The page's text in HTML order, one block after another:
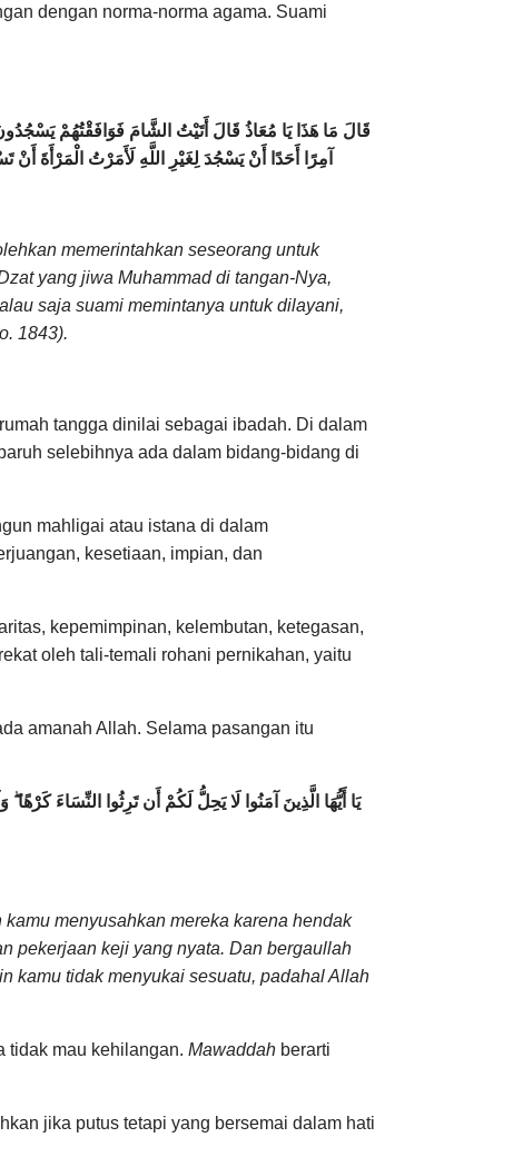
dengan norma-norma agama. Suami
قَالَ مَا هَذَا يَا مُعَاذُ قَالَ أَتَيْتُ الشَّامَ فَوَافَقْتُهُمْ
آمِرًا أَحَدًا أَنْ يَسْجُدَ لِغَيْرِ اللَّهِ لَأَمَرْتُ الْمَرْأَةَ
memerintahkan seseorang untuk
yang jiwa Muhammad di tangan-Nya,
saja suami memintanya untuk dilayani,
1843).
tangga dinilai sebagai ibadah. Di dalam
selebihnya ada dalam bidang-bidang di
mahligai atau istana di dalam
kesetiaan, impian, dan
kepemimpinan, kelembutan, ketegasan,
oleh tali-temali rohani pernikahan, yaitu
amanah Allah. Selama pasangan itu
يَا أَيُّهَا الَّذِينَ آمَنُوا لَا يَحِلُّ لَكُمْ أَن تَرِثُوا النِّسَاءَ
menyusahkan mereka karena hendak
pekerjaan keji yang nyata. Dan bergaullah
kamu tidak menyukai sesuatu, padahal Allah
tidak mau kehilangan. Mawaddah berarti
jika putus tetapi yang bersemai dalam hati